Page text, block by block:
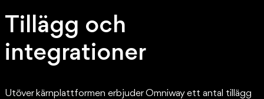
Tillägg och
integrationer
Utöver kärnplattformen erbjuder Omniway ett antal tillägg